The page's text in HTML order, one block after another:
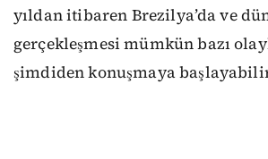
yıldan itibaren Brezilya’da ve
gerçekleşmesi mümkün bazı
şimdiden konuşmaya